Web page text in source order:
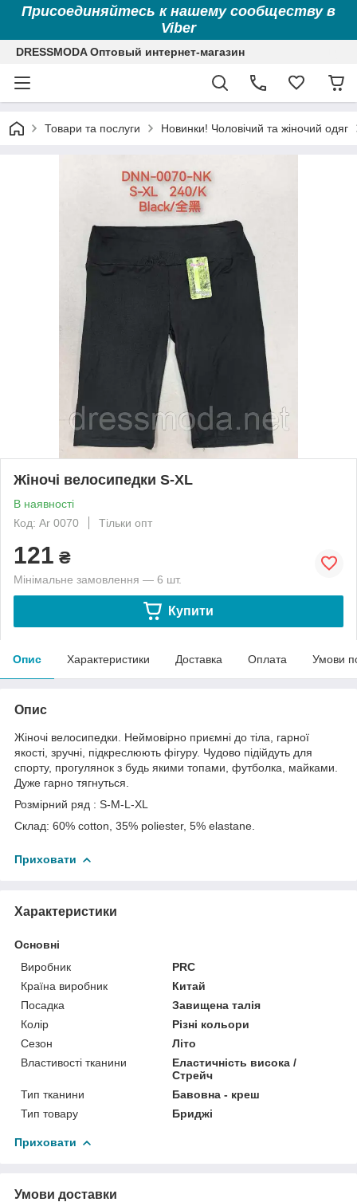
Присоединяйтесь к нашему сообществу в
Viber
DRESSMODA Оптовый интернет-магазин
Товари та послуги Новинки! Чоловічий та жіночий одяг
Жіночі велосипедки S-XL
В наявності
Код: Ar 0070
Тільки опт
121 ₴
Мінімальне замовлення — 6 шт.
Купити
Опис Характеристики Доставка Оплата Умови
Опис
Жіночі велосипедки. Неймовірно приємні до тіла, гарної
якості, зручні, підкреслюють фігуру. Чудово підійдуть для
спорту, прогулянок з будь якими топами, футболка, майками.
Дуже гарно тягнуться.
Розмірний ряд : S-M-L-XL
Склад: 60% cotton, 35% poliester, 5% elastane.
Приховати
Характеристики
Основні
Виробник
PRC
Країна виробник
Китай
Посадка
Завищена талія
Колір
Різні кольори
Сезон
Літо
Властивості тканини
Еластичність висока /
Стрейч
Тип тканини
Бавовна - креш
Тип товару
Бриджі
Приховати
Умови доставки